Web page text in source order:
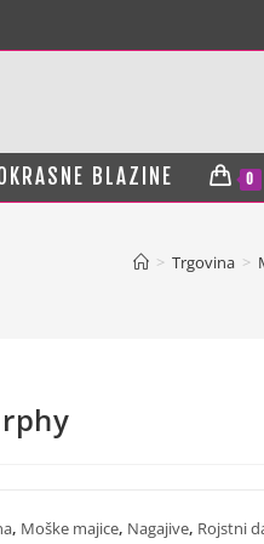
BLAZINE 0
> Trgovina >
, Moške majice, Nagajive, Rojstni